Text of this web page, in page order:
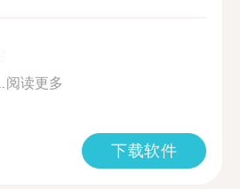
阅读更多
下载软件